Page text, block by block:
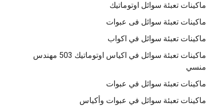
ماكينات تعبئة سوائل اوتوماتيك
ماكينات تعبئة سوائل فى عبوات
ماكينات تعبئة سوائل في اكواب
ماكينات تعبئة سوائل في اكياس اوتوماتيك 503 مهندس
منسي
ماكينات تعبئة سوائل في عبوات
ماكينات تعبئة سوائل في عبوات وأكياس